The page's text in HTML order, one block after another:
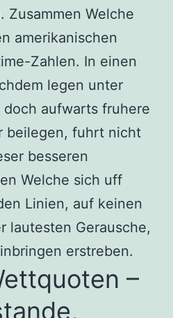
Zusammen Welche
amerikanischen
Zahlen. In einen
legen unter
aufwarts fruhere
beilegen, fuhrt nicht
besseren
Welche sich uff
Linien, auf keinen
lautesten Gerausche,
erstreben.
–